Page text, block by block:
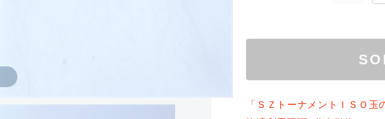
「ＳＺトーナメントＩＳＯ玉